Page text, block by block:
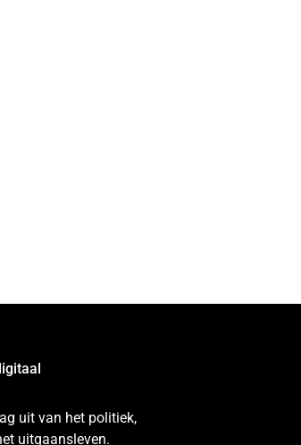
uit van het politiek,
uitgaansleven.